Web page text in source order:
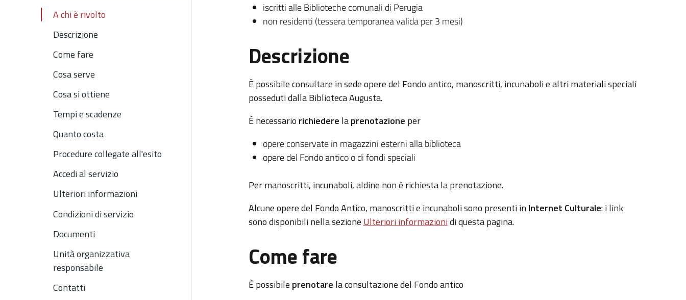
A chi è rivolto
Descrizione
Come fare
Cosa serve
Cosa si ottiene
Tempi e scadenze
Quanto costa
Procedure collegate all'esito
Accedi al servizio
Ulteriori informazioni
Condizioni di servizio
Documenti
Unità organizzativa
responsabile
Contatti
iscritti alle Biblioteche comunali di Perugia
non residenti (tessera temporanea valida per 3 mesi)
Descrizione
È possibile consultare in sede opere del Fondo antico, manoscritti, incunaboli e altri materiali speciali
posseduti dalla Biblioteca Augusta.
È necessario richiedere laprenotazione per
opere conservate in magazzini esterni alla biblioteca
opere del Fondo antico o di fondi speciali
Per manoscritti, incunaboli, aldine non è richiesta la prenotazione.
Alcune opere del Fondo Antico, manoscritti e incunaboli sono presenti in Internet Culturale: i link
sono disponibili nella sezione Ulteriori informazionidi questa pagina.
Come fare
È possibile prenotare la consultazione del Fondo antico